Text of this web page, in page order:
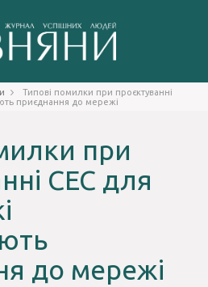
Типові помилки при проєктуванні
приєднання до мережі
при
СЕС для
до мережі